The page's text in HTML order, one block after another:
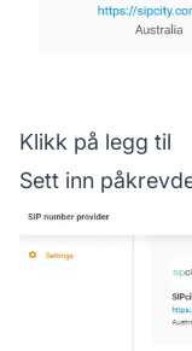
Klikk på legg til
Sett inn